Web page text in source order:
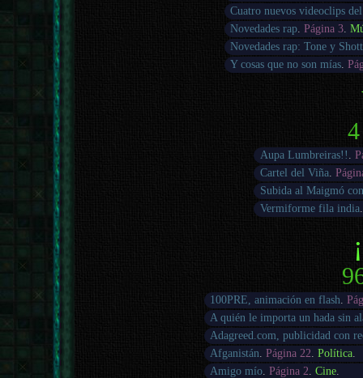
Cuatro nuevos videoclips
Novedades rap .Página 3 .
Novedades rap: Tone y
Y cosas que no son mías .
Aupa Lumbreiras!! .
Cartel del Viña.
Subida al Maigmó
Vermiforme fila india
100PRE, animación en flash .
A quién le importa un hada sin
Adagreed.com, publicidad con
Afganistán .Página 22 .Política
Amigo mío .Página 2 .Cine